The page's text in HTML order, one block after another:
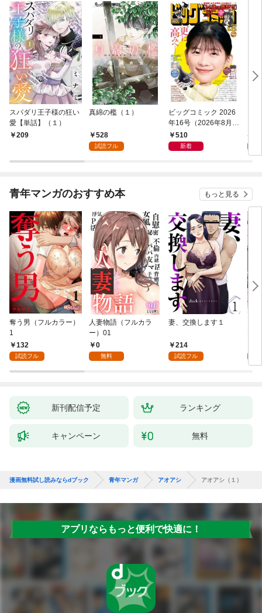
スパダリ王子様の狂い
愛【単話】（１）
209
真綿の檻（１）
528
試読フル
ビッグコミック 2026
年16号（2026年8月7
日発売）
510
新着
青年マンガのおすすめ本 もっと見る
奪う男（フルカラー）
1
132
試読フル
人妻物語（フルカラ
ー）01
0
無料
妻、交換します１
214
試読フル
な
新刊配信予定 ランキング
キャンペーン 無料
漫画無料試し読みならdブック 青年マンガ アオアシ アオアシ（１）
アプリならもっと便利で快適に！